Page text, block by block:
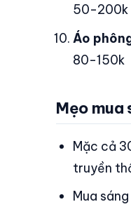
50-200k
Áo
80-150k
Mẹo mua
Mặc cả
truyền
Mua